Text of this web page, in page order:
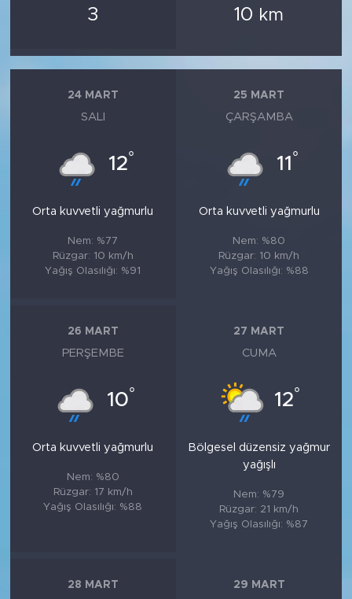
3 10 km
24 MART
SALI
12°
Orta kuvvetli yağmurlu
Nem: %77
Rüzgar: 10 km/h
Yağış Olasılığı: %91
25 MART
ÇARŞAMBA
11 °
Orta kuvvetli yağmurlu
Nem: %80
Rüzgar: 10 km/h
Yağış Olasılığı: %88
26 MART
PERŞEMBE
10°
Orta kuvvetli yağmurlu
Nem: %80
Rüzgar: 17 km/h
Yağış Olasılığı: %88
27 MART
CUMA
12°
Bölgesel düzensiz yağmur
yağışlı
Nem: %79
Rüzgar: 21 km/h
Yağış Olasılığı: %87
28 MART 29 MART